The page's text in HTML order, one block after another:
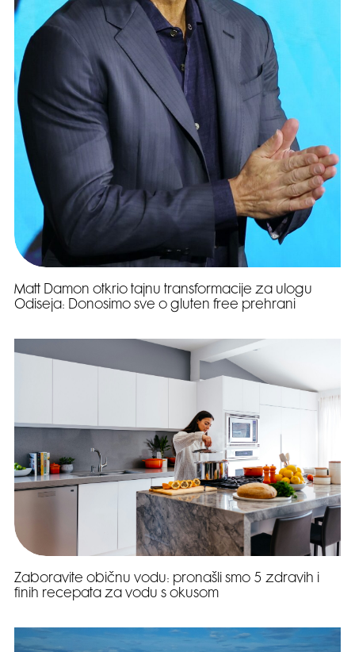
Matt Damon otkrio tajnu transformacije za ulogu
Odiseja: Donosimo sve o gluten free prehrani
Zaboravite običnu vodu: pronašli smo 5 zdravih i
finih recepata za vodu s okusom